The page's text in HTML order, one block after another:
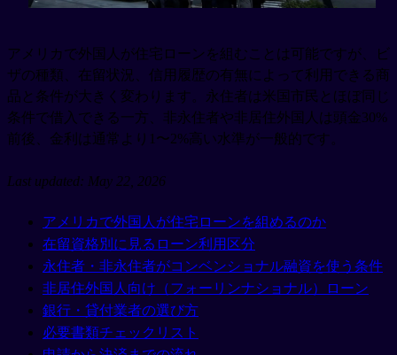
アメリカで外国人が住宅ローンを組むことは可能ですが、ビ
ザの種類、在留状況、信用履歴の有無によって利用できる商
品と条件が大きく変わります。永住者は米国市民とほぼ同じ
条件で借入できる一方、非永住者や非居住外国人は頭金30%
前後、金利は通常より1〜2%高い水準が一般的です。
Last updated: May 22, 2026
アメリカで外国人が住宅ローンを組めるのか
在留資格別に見るローン利用区分
永住者・非永住者がコンベンショナル融資を使う条件
非居住外国人向け（フォーリンナショナル）ローン
銀行・貸付業者の選び方
必要書類チェックリスト